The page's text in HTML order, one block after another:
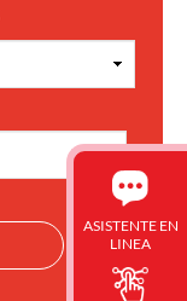
ASISTENTE EN
LINEA